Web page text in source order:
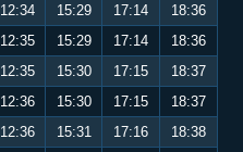
12:34 15:29 17:14
18:36
12:35 15:29 17:14
18:36
12:35 15:30 17:15
18:37
12:36 15:30 17:15
18:37
12:36 15:31 17:16
18:38